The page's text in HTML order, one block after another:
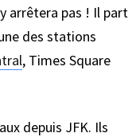
arrêtera pas ! Il part
des stations
, Times Square
depuis JFK. Ils